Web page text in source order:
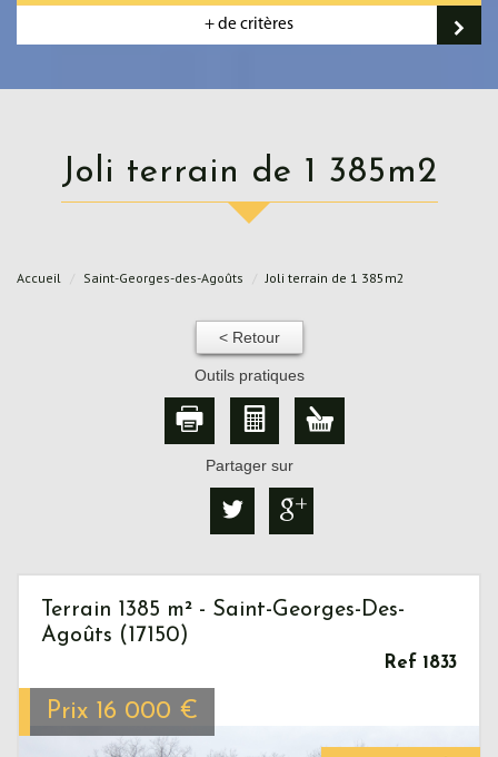
+ de critères
Joli terrain de 1 385m2
Accueil Saint-Georges-des-Agoûts Joli terrain de 1 385m2
< Retour
Outils pratiques
Partager sur
Terrain 1385 m² - Saint-Georges-Des-
Agoûts (17150)
Ref 1833
Prix 16 000 €